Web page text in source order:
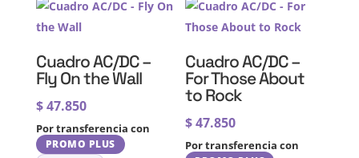
Cuadro AC/DC –
Fly On the Wall
$47.850
Por transferencia con
PROMO PLUS
Cuadro AC/DC –
For Those About
to Rock
$47.850
Por transferencia con